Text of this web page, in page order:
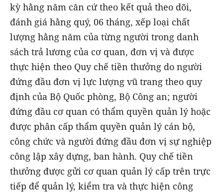
kỳ hằng năm căn cứ theo kết quả theo dõi,
đánh giá hằng quý, 06 tháng, xếp loại chất
lượng hằng năm của từng người trong danh
sách trả lương của cơ quan, đơn vị và được
thực hiện theo Quy chế tiền thưởng do người
đứng đầu đơn vị lực lượng vũ trang theo quy
định của Bộ Quốc phòng, Bộ Công an; người
đứng đầu cơ quan có thẩm quyền quản lý hoặc
được phân cấp thẩm quyền quản lý cán bộ,
công chức và người đứng đầu đơn vị sự nghiệp
công lập xây dựng, ban hành. Quy chế tiền
thưởng được gửi cơ quan quản lý cấp trên trực
tiếp để quản lý, kiểm tra và thực hiện công